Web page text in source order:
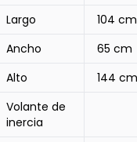
Largo
104 cm
Ancho
65 cm
Alto
144 cm
Volante de
inercia